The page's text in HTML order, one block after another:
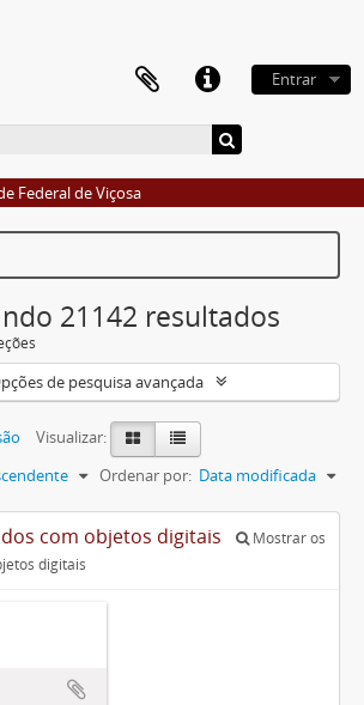
Entrar
Federal de Viçosa
21142 resultados
de pesquisa avançada
Visualizar:
Ordenar por: Data modificada
com objetos digitais
Mostrar os
digitais